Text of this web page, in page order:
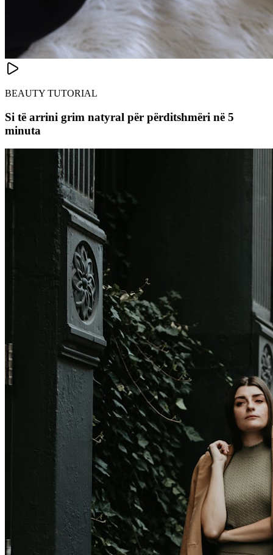
BEAUTY TUTORIAL
Si të arrini grim natyral për përditshmëri në 5
minuta